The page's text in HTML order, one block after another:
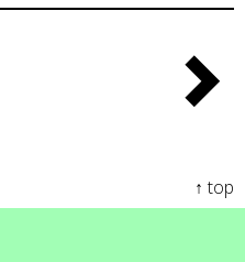
↑ top